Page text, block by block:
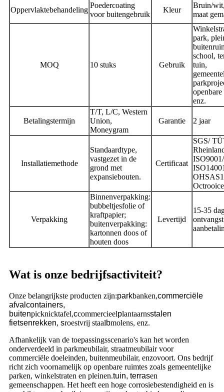
Oppervlaktebehandeling
Poedercoating
voor buitengebruik
Kleur
Bruin/
maat
MOQ 10 stuks Gebruik
park,
school,
tuin,
enz.
Betalingstermijn
T/T, L/C, Western
Union,
Moneygram
Garantie 2 jaar
Installatiemethode
Standaardtype,
vastgezet in de
grond met
expansiebouten.
Certificaat
SGS/
ISO9001/
Verpakking
Binnenverpakking:
bubbeltjesfolie of
kraftpapier;
buitenverpakking:
kartonnen doos of
houten doos
Levertijd
15-35
Wat is onze bedrijfsactiviteit?
Onze belangrijkste producten zijn:parkbanken,commerciële
afvalcontainers,
buitenpicknicktafel,ccommercieelplantaarnsstalen
fietsenrekken, sroestvrij staalbmolens, enz.
Afhankelijk van de toepassingsscenario's kan het worden
onderverdeeld in parkmeubilair, straatmeubilair voor
commerciële doeleinden, buitenmeubilair, enzovoort. Ons bedrijf
richt zich voornamelijk op openbare ruimtes zoals gemeentelijke
parken, winkelstraten en pleinen.tuin, terrasen
gemeenschappen. Het heeft een hoge corrosiebestendigheid en is